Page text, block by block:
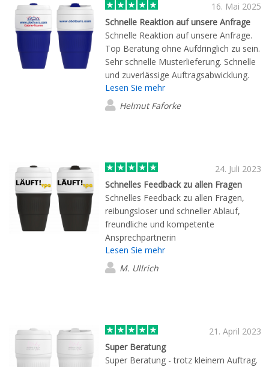
16. Mai 2025
Schnelle Reaktion auf unsere Anfrage
Schnelle Reaktion auf unsere Anfrage.
Top Beratung ohne Aufdringlich zu sein.
Sehr schnelle Musterlieferung. Schnelle
und zuverlässige Auftragsabwicklung.
Das Produkt ist genau wie auf den
Bildern und Vorlagen.
Lesen Sie mehr
Helmut Faforke
24. Juli 2023
Schnelles Feedback zu allen Fragen
Schnelles Feedback zu allen Fragen,
reibungsloser und schneller Ablauf,
freundliche und kompetente
Ansprechpartnerin
Lesen Sie mehr
M. Ullrich
21. April 2023
Super Beratung
Super Beratung - trotz kleinem Auftrag.